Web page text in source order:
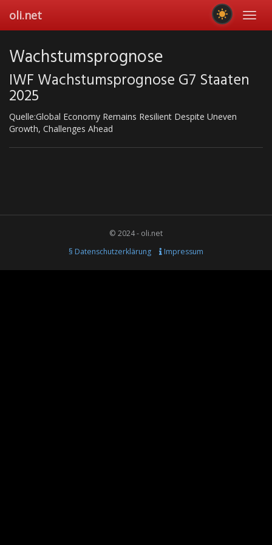
main
oli.net
Wachstumsprognose
IWF Wachstumsprognose G7 Staaten
2025
Quelle:Global Economy Remains Resilient Despite Uneven
Growth, Challenges Ahead
© 2024 - oli.net
§ Datenschutzerklärung
Impressum